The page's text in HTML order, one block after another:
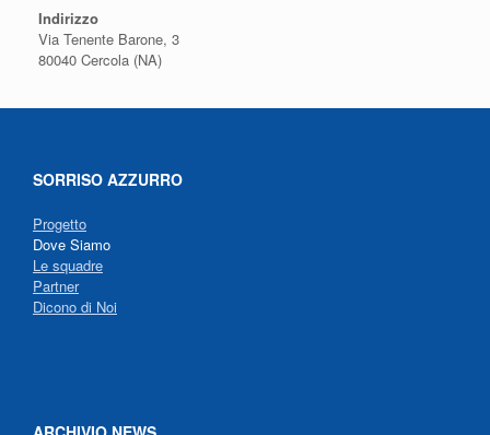
Indirizzo
Via Tenente Barone, 3
80040 Cercola (NA)
SORRISO AZZURRO
Progetto
Dove Siamo
Le squadre
Partner
Dicono di Noi